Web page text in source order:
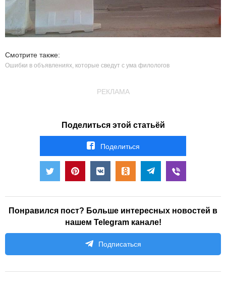
Смотрите также:
Ошибки в объявлениях, которые сведут с ума филологов
РЕКЛАМА
Поделиться этой статьёй
Поделиться
Понравился пост? Больше интересных новостей в
нашем Telegram канале!
Подписаться